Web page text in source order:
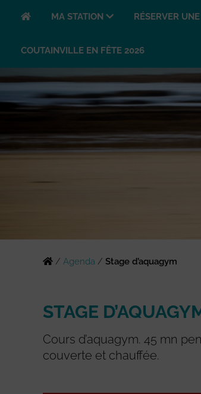
MA STATION RÉSERVER
COUTAINVILLE EN FÊTE 2026
/ Agenda / Stage d’aquagym
STAGE
Cours d’aquagym. 45 mn
couverte et chauffée.